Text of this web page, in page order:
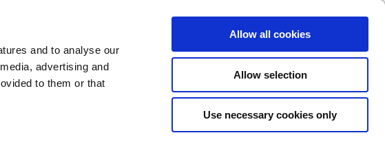
and to analyse our
advertising and
to them or that
Allow all cookies
Allow selection
Use necessary cookies only
Kundvagn (0)
Restaurangkläder Erbjurdanden Brands